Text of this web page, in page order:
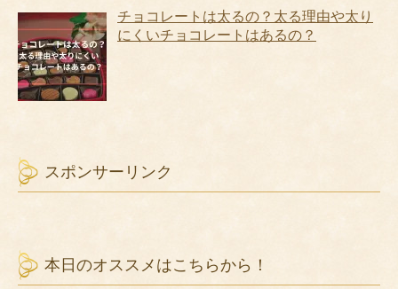
チョコレートは太るの？太る理由や太り
にくいチョコレートはあるの？
スポンサーリンク
本日のオススメはこちらから！